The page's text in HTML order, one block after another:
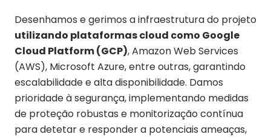
Desenhamos e gerimos a infraestrutura do projeto
utilizando plataformas cloud como Google
Cloud Platform (GCP), Amazon Web Services
(AWS), Microsoft Azure, entre outras, garantindo
escalabilidade e alta disponibilidade. Damos
prioridade à segurança, implementando medidas
de proteção robustas e monitorização contínua
para detetar e responder a potenciais ameaças,